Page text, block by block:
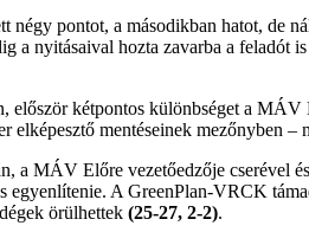
négy pontot, a másodikban hatot, de
a nyitásaival hozta zavarba a feladót
először kétpontos különbséget a
elképesztő mentéseinek mezőnyben –
a MÁV Előre vezetőedzője cserével
egyenlítenie. A GreenPlan-VRCK
örülhettek (25-27, 2-2).